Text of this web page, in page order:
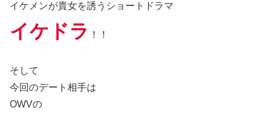
イケメンが貴⼥を誘うショートドラマ
イケドラ ！！
そして
今回のデート相手は
OWVの